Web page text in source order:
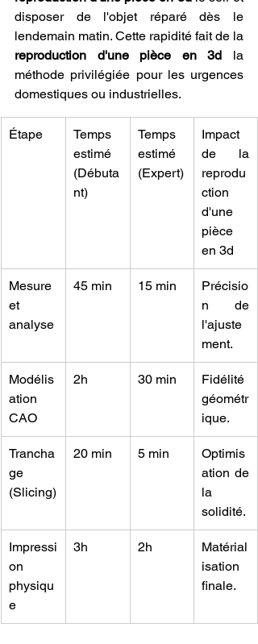
disposer de l'objet réparé dès le
reproduction d'une pièce en 3d la
méthode privilégiée pour les urgences
domestiques ou industrielles.
Étape
Temps
estimé
(Débuta
nt)
Temps
estimé
(Expert)
Impact
de la
reprodu
ction
d'une
pièce
en 3d
Mesure
et
analyse
45 min 15 min
Précisio
n de
l'ajuste
ment.
Modélis
ation
CAO
2h 30 min
Fidélité
géométr
ique.
Trancha
ge
(Slicing)
20 min 5 min
Optimis
ation de
la
solidité.
Impressi
on
physiqu
e
3h 2h
Matérial
isation
finale.